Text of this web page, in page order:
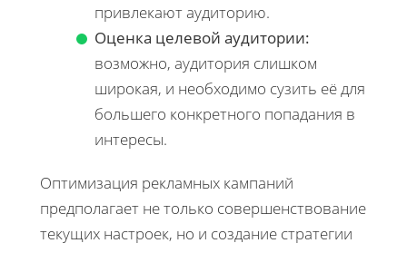
привлекают аудиторию.
Оценка целевой аудитории:
возможно, аудитория слишком
широкая, и необходимо сузить её для
большего конкретного попадания в
интересы.
Оптимизация рекламных кампаний
предполагает не только совершенствование
текущих настроек, но и создание стратегии